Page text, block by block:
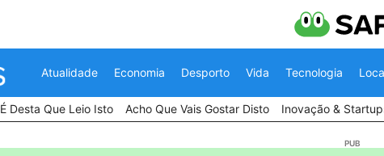
Atualidade Economia Desporto Vida Tecnologia
É Desta Que Leio Isto Acho Que Vais Gostar Disto Inovação &